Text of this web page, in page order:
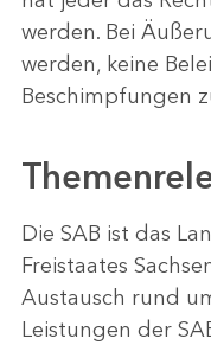
werden. Bei
werden, keine
Beschimpfungen
Die SAB ist das
Freistaates
Austausch rund
Leistungen der